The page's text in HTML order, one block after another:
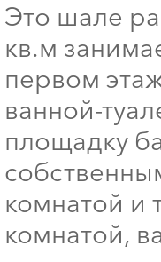
Это шале
кв.м
первом
ванной-
площадку
комнатой и
комнатой,